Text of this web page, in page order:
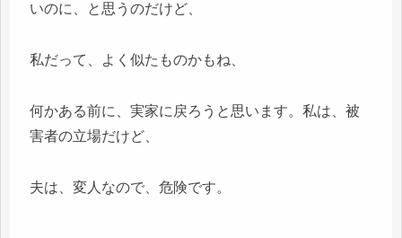
いのに、と思うのだけど、
私だって、よく似たものかもね、
何かある前に、実家に戻ろうと思います。私は、被
害者の立場だけど、
夫は、変人なので、危険です。